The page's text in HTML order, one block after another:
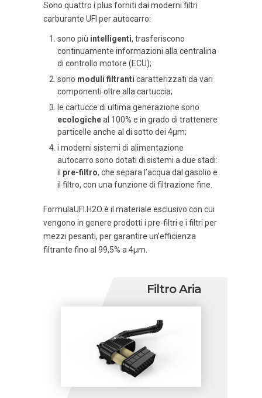
Sono quattro i plus forniti dai moderni filtri
carburante UFI per autocarro:
sono più intelligenti, trasferiscono
continuamente informazioni alla centralina
di controllo motore (ECU);
sono moduli filtranti caratterizzati da vari
componenti oltre alla cartuccia;
le cartucce di ultima generazione sono
ecologicheal 100% e in grado di trattenere
particelle anche al di sotto dei 4µm;
i moderni sistemi di alimentazione
autocarro sono dotati di sistemi a due stadi:
il pre-filtro, che separa l’acqua dal gasolio e
il filtro, con una funzione di filtrazione fine.
FormulaUFI.H2O è il materiale esclusivo con cui
vengono in genere prodotti i pre-filtri e i filtri per
mezzi pesanti, per garantire un’efficienza
filtrante fino al 99,5% a 4µm.
Filtro Aria